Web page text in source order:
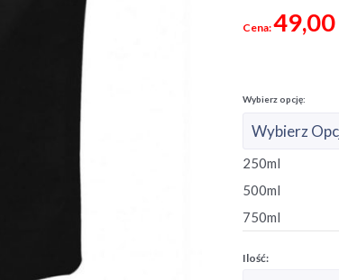
49,00
250ml
500ml
750ml